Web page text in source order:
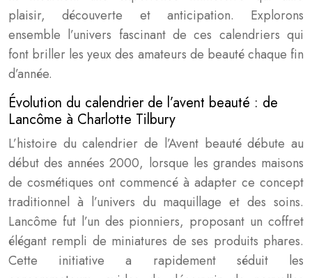
plaisir, découverte et anticipation. Explorons
ensemble l’univers fascinant de ces calendriers qui
font briller les yeux des amateurs de beauté chaque fin
d’année.
Évolution du calendrier de l’avent beauté : de
Lancôme à Charlotte Tilbury
L’histoire du calendrier de l’Avent beauté débute au
début des années 2000, lorsque les grandes maisons
de cosmétiques ont commencé à adapter ce concept
traditionnel à l’univers du maquillage et des soins.
Lancôme fut l’un des pionniers, proposant un coffret
élégant rempli de miniatures de ses produits phares.
Cette initiative a rapidement séduit les